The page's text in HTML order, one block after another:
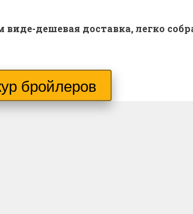
дешевая доставка, легко
бройлеров